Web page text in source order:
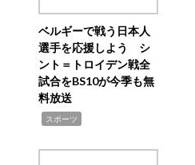
ベルギーで戦う日本人
選手を応援しよう シ
ント＝トロイデン戦全
試合をBS10が今季も無
料放送
スポーツ